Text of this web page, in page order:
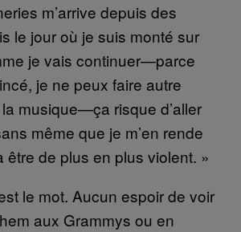
m’arrive depuis des
le jour où je suis monté sur
je vais continuer—parce
je ne peux faire autre
musique—ça risque d’aller
même que je m’en rende
être de plus en plus violent. »
le mot. Aucun espoir de voir
aux Grammys ou en